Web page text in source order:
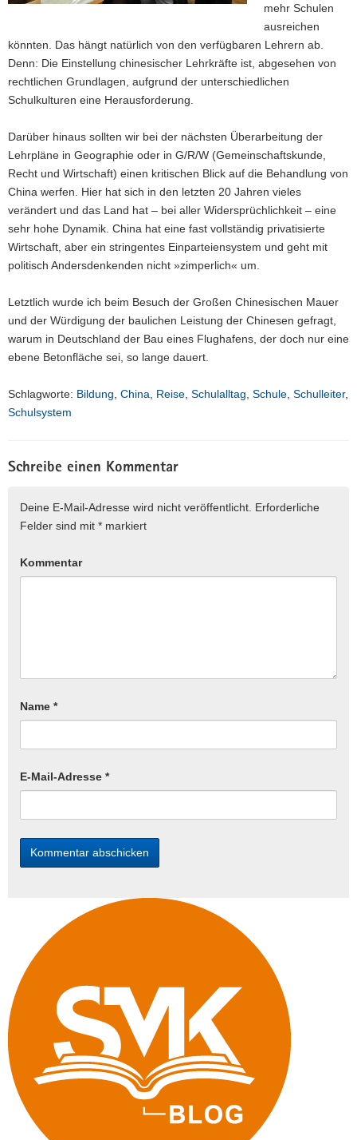
mehr Schulen
ausreichen
könnten. Das hängt natürlich von den verfügbaren Lehrern ab.
Denn: Die Einstellung chinesischer Lehrkräfte ist, abgesehen von
rechtlichen Grundlagen, aufgrund der unterschiedlichen
Schulkulturen eine Herausforderung.
Darüber hinaus sollten wir bei der nächsten Überarbeitung der
Lehrpläne in Geographie oder in G/R/W (Gemeinschaftskunde,
Recht und Wirtschaft) einen kritischen Blick auf die Behandlung von
China werfen. Hier hat sich in den letzten 20 Jahren vieles
verändert und das Land hat – bei aller Widersprüchlichkeit – eine
sehr hohe Dynamik. China hat eine fast vollständig privatisierte
Wirtschaft, aber ein stringentes Einparteiensystem und geht mit
politisch Andersdenkenden nicht »zimperlich« um.
Letztlich wurde ich beim Besuch der Großen Chinesischen Mauer
und der Würdigung der baulichen Leistung der Chinesen gefragt,
warum in Deutschland der Bau eines Flughafens, der doch nur eine
ebene Betonfläche sei, so lange dauert.
Schlagworte: Bildung China Reise Schulalltag Schule Schulleiter,
Schulsystem
Schreibe einen Kommentar
Deine E-Mail-Adresse wird nicht veröffentlicht. Erforderliche
Felder sind mit * markiert
Kommentar
Name *
E-Mail-Adresse *